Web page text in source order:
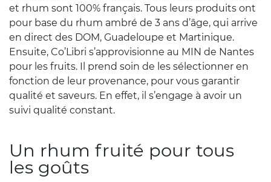
et rhum sont 100% français. Tous leurs produits ont
pour base du rhum ambré de 3 ans d’âge, qui arrive
en direct des DOM, Guadeloupe et Martinique.
Ensuite, Co’Libri s’approvisionne au MIN de Nantes
pour les fruits. Il prend soin de les sélectionner en
fonction de leur provenance, pour vous garantir
qualité et saveurs. En effet, il s’engage à avoir un
suivi qualité constant.
Un rhum fruité pour tous
les goûts